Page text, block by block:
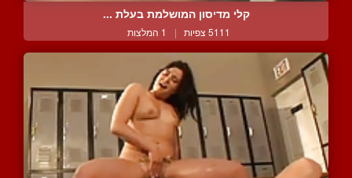
קלי מדיסון המושלמת בעלת ...
5111 צפיות | 1 המלצות